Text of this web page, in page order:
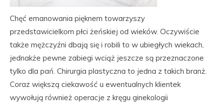
Chęć emanowania pięknem towarzyszy
przedstawicielkom płci żeńskiej od wieków. Oczywiście
także mężczyźni dbają się i robili to w ubiegłych wiekach,
jednakże pewne zabiegi wciąż jeszcze są przeznaczone
tylko dla pań. Chirurgia plastyczna to jedna z takich branż.
Coraz większą ciekawość u ewentualnych klientek
wywołują również operacje z kręgu ginekologii